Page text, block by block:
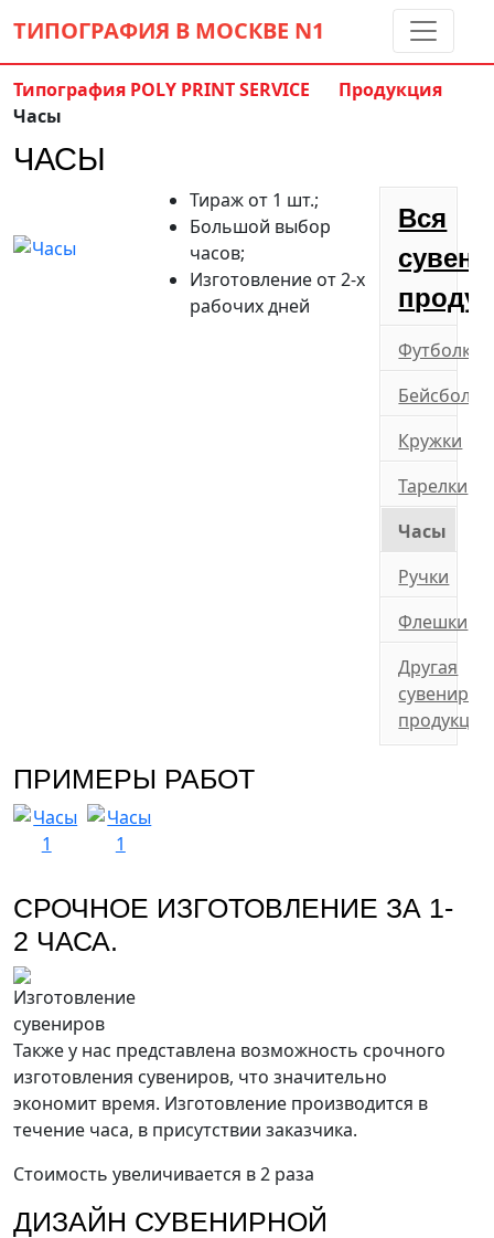
ТИПОГРАФИЯ В МОСКВЕ N1
Контакты:
8 495 797-35-59
звоните с 10 до 19 пн-сб
Обратный звонок
Типография POLY PRINT SERVICE
Продукция
Часы
ЧАСЫ
Тираж от 1 шт.;
Большой выбор
часов;
Изготовление от 2-х
рабочих дней
Вся
Футболки
Бейсболки
Кружки
Тарелки
Часы
Ручки
Флешки
Другая
продукция
ПРИМЕРЫ РАБОТ
СРОЧНОЕ ИЗГОТОВЛЕНИЕ ЗА 1-
2 ЧАСА.
Также у нас представлена возможность срочного
изготовления сувениров, что значительно
экономит время. Изготовление производится в
течение часа, в присутствии заказчика.
Стоимость увеличивается в 2 раза
ДИЗАЙН СУВЕНИРНОЙ